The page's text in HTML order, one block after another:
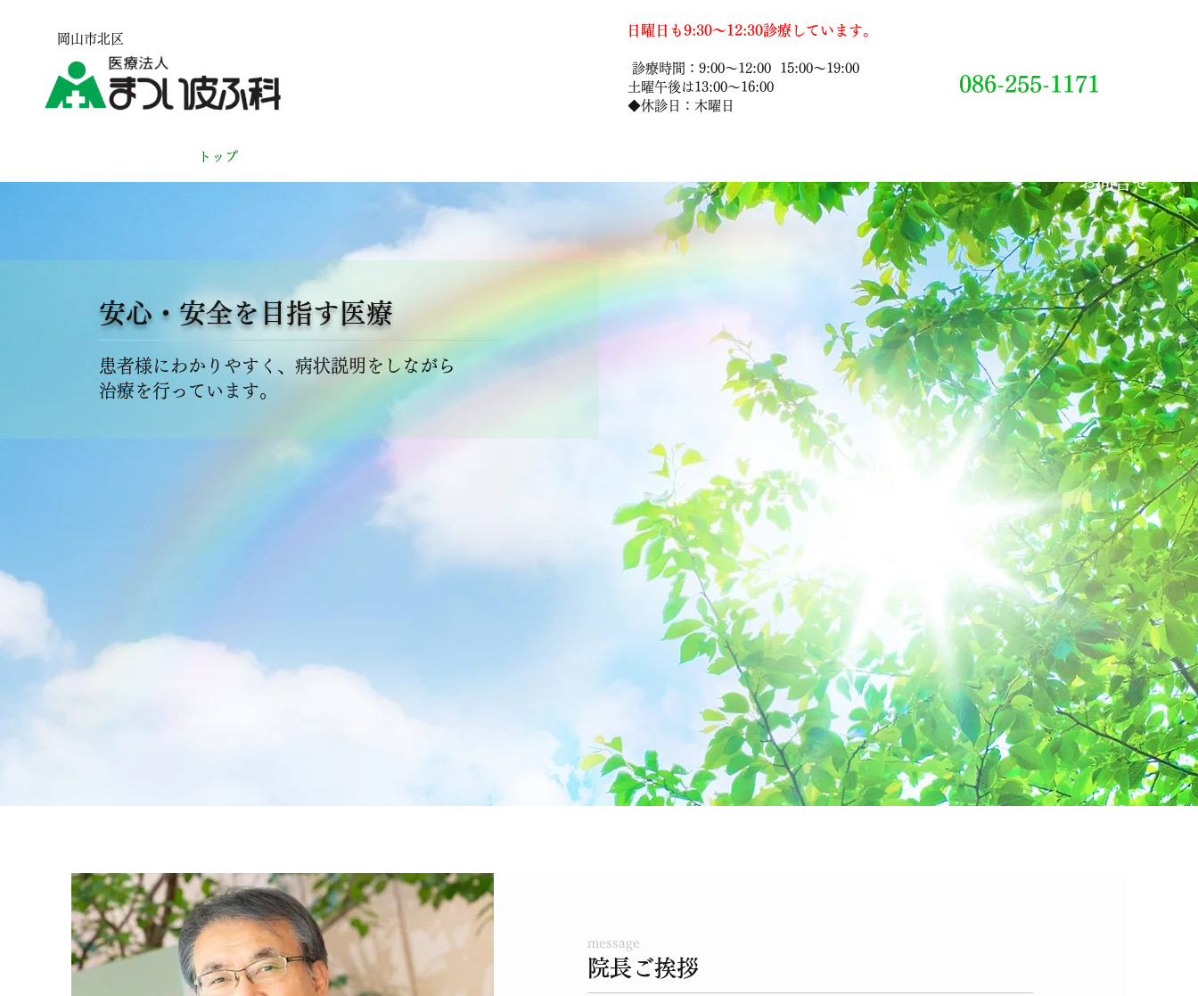
​お問合せ
岡山市北区
日曜日も9:30～12:30診療しています。
診療時間：9:00～12:00 15:00～19:00
​ 土曜午後は13:00～16:00
​ ◆休診日：木曜日
086-255-1171
トップ
安心・安全を目指す医療
​患者様にわかりやすく、病状説明をしながら
治療を行っています。
message
院長ご挨拶